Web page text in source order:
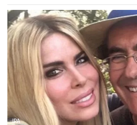
E-MAIL
INSTAGRAM
Libero Magazine è il
Libero.it dedicato al
televisione, dello
IPA